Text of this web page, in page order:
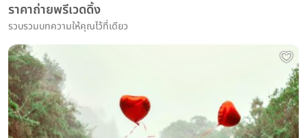
ราคาถ่ายพรีเวดดิ้ง
รวบรวมบทความให้คุณไว้ที่เดียว